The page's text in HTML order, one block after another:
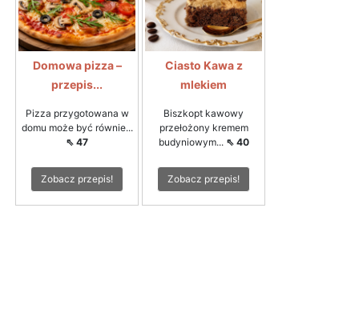
Domowa pizza –
przepis...
Pizza przygotowana w
domu może być równie...
⇖ 47
Zobacz przepis!
Ciasto Kawa z
mlekiem
Biszkopt kawowy
przełożony kremem
budyniowym... ⇖ 40
Zobacz przepis!